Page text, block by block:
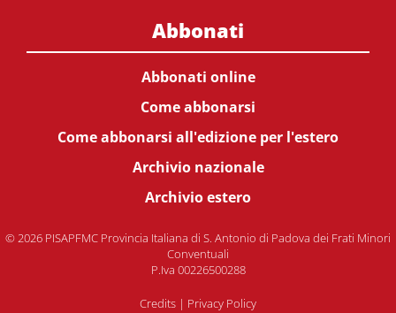
Abbonati
Abbonati online
Come abbonarsi
Come abbonarsi all'edizione per l'estero
Archivio nazionale
Archivio estero
© 2026 PISAPFMC Provincia Italiana di S. Antonio di Padova dei Frati Minori
Conventuali
P.Iva 00226500288
Credits | Privacy Policy